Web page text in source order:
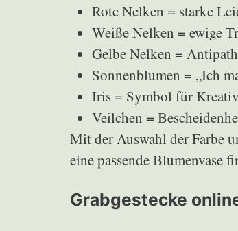
Rote Nelken = starke
Weiße Nelken = ewige
Gelbe Nelken =
Sonnenblumen = „Ich
Iris = Symbol für
Veilchen =
Mit der Auswahl der Farbe
eine passende Blumenvase
Grabgestecke